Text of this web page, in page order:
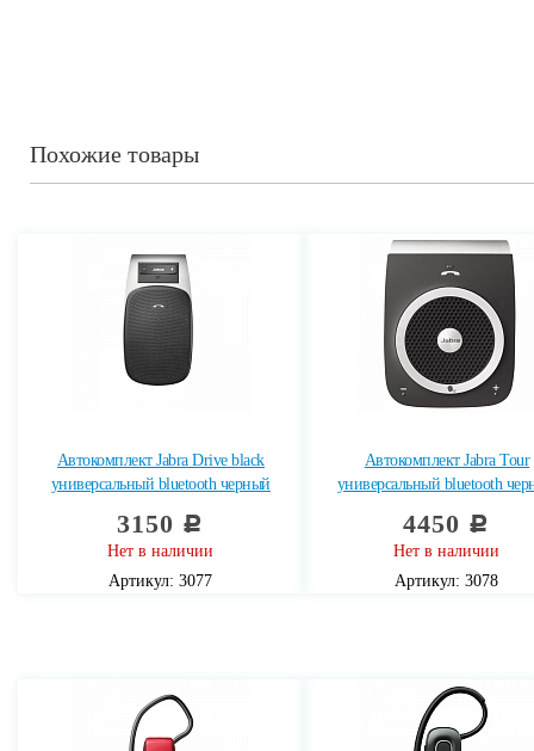
Похожие товары
Автокомплект Jabra Drive black
универсальный bluetooth черный
3150 c
Нет в наличии
Артикул: 3077
Автокомплект Jabra Tour
универсальный bluetooth
4450 c
Нет в наличии
Артикул: 3078